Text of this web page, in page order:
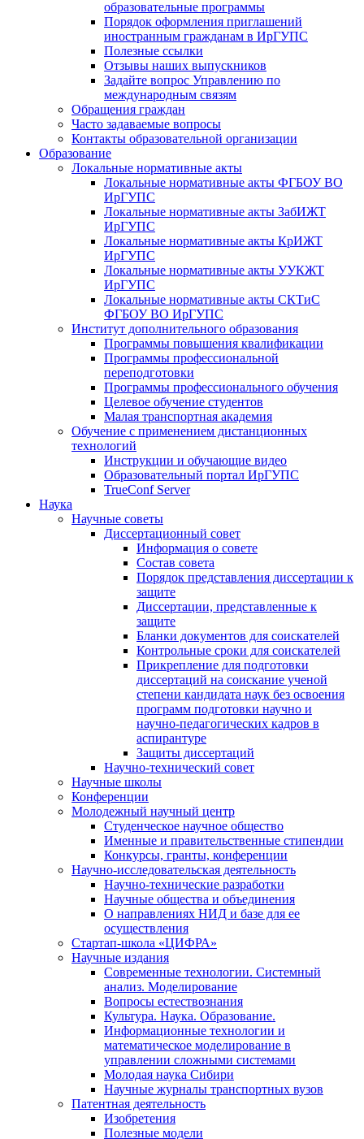
образовательные программы
Порядок оформления приглашений
иностранным гражданам в ИрГУПС
Полезные ссылки
Отзывы наших выпускников
Задайте вопрос Управлению по
международным связям
Обращения граждан
Часто задаваемые вопросы
Контакты образовательной организации
Образование
Локальные нормативные акты
Локальные нормативные акты ФГБОУ ВО
ИрГУПС
Локальные нормативные акты ЗабИЖТ
ИрГУПС
Локальные нормативные акты КрИЖТ
ИрГУПС
Локальные нормативные акты УУКЖТ
ИрГУПС
Локальные нормативные акты СКТиС
ФГБОУ ВО ИрГУПС
Институт дополнительного образования
Программы повышения квалификации
Программы профессиональной
переподготовки
Программы профессионального обучения
Целевое обучение студентов
Малая транспортная академия
Обучение с применением дистанционных
технологий
Инструкции и обучающие видео
Образовательный портал ИрГУПС
TrueConf Server
Наука
Научные советы
Диссертационный совет
Информация о совете
Состав совета
Порядок представления диссертации к
защите
Диссертации, представленные к
защите
Бланки документов для соискателей
Контрольные сроки для соискателей
Прикрепление для подготовки
диссертаций на соискание ученой
степени кандидата наук без освоения
программ подготовки научно и
научно-педагогических кадров в
аспирантуре
Защиты диссертаций
Научно-технический совет
Научные школы
Конференции
Молодежный научный центр
Студенческое научное общество
Именные и правительственные стипендии
Конкурсы, гранты, конференции
Научно-исследовательская деятельность
Научно-технические разработки
Научные общества и объединения
О направлениях НИД и базе для ее
осуществления
Стартап-школа «ЦИФРА»
Научные издания
Современные технологии. Системный
анализ. Моделирование
Вопросы естествознания
Культура. Наука. Образование.
Информационные технологии и
математическое моделирование в
управлении сложными системами
Молодая наука Сибири
Научные журналы транспортных вузов
Патентная деятельность
Изобретения
Полезные модели